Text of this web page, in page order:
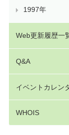
1997年
Web更新履歴一
Q&A
イベントカレン
WHOIS